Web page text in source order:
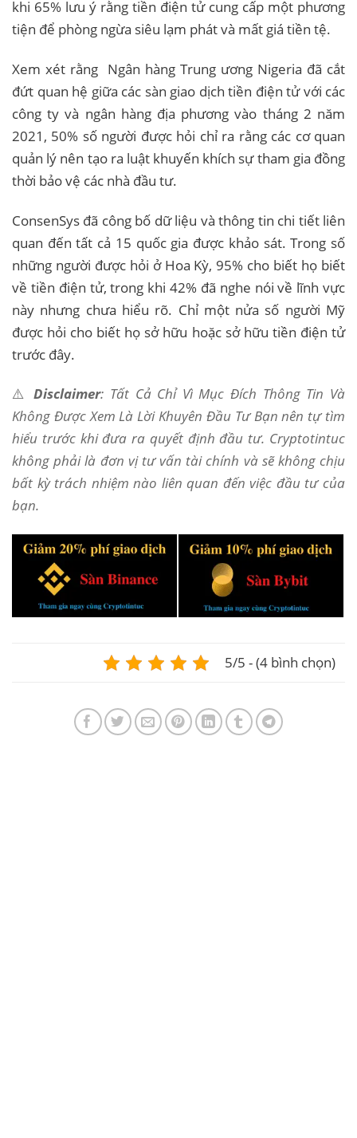
khi 65% lưu ý rằng tiền điện tử cung cấp một phương
tiện để phòng ngừa siêu lạm phát và mất giá tiền tệ.
Xem xét rằng Ngân hàng Trung ương Nigeria đã cắt
đứt quan hệ giữa các sàn giao dịch tiền điện tử với các
công ty và ngân hàng địa phương vào tháng 2 năm
2021, 50% số người được hỏi chỉ ra rằng các cơ quan
quản lý nên tạo ra luật khuyến khích sự tham gia đồng
thời bảo vệ các nhà đầu tư.
ConsenSys đã công bố dữ liệu và thông tin chi tiết liên
quan đến tất cả 15 quốc gia được khảo sát. Trong số
những người được hỏi ở Hoa Kỳ, 95% cho biết họ biết
về tiền điện tử, trong khi 42% đã nghe nói về lĩnh vực
này nhưng chưa hiểu rõ. Chỉ một nửa số người Mỹ
được hỏi cho biết họ sở hữu hoặc sở hữu tiền điện tử
trước đây.
⚠️Disclaimer: Tất Cả Chỉ Vì Mục Đích Thông Tin Và
Không Được Xem Là Lời Khuyên Đầu Tư Bạn nên tự tìm
hiểu trước khi đưa ra quyết định đầu tư. Cryptotintuc
không phải là đơn vị tư vấn tài chính và sẽ không chịu
bất kỳ trách nhiệm nào liên quan đến việc đầu tư của
bạn.
5/5 - (4 bình chọn)